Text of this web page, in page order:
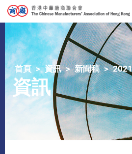
首頁 資訊 新聞稿 2021
資訊